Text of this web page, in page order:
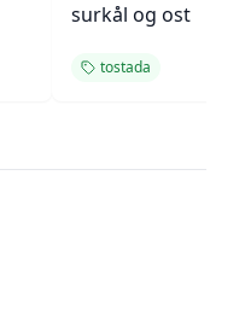
surkål og ost
tostada